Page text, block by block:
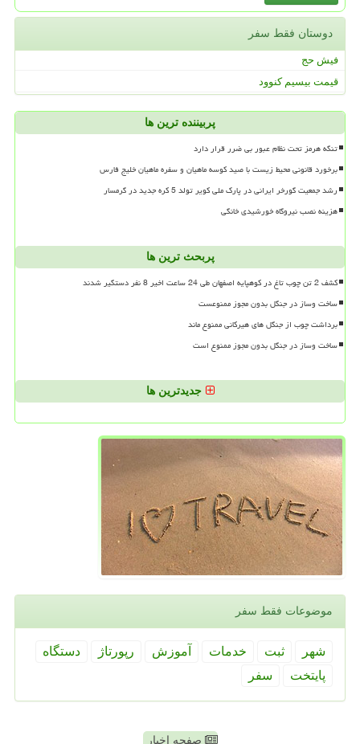
دوستان فقط سفر
فیش حج
قیمت بیسیم کنوود
پربیننده ترین ها
تنگه هرمز تحت نظام عبور بی ضرر قرار دارد
برخورد قانونی محیط زیست با صید کوسه ماهیان و سفره ماهیان خلیج فارس
رشد جمعیت گورخر ایرانی در پارک ملی کویر تولد 5 کره جدید در گرمسار
هزینه نصب نیروگاه خورشیدی خانگی
پربحث ترین ها
کشف 2 تن چوب تاغ در کوهپایه اصفهان طی 24 ساعت اخیر 8 نفر دستگیر شدند
ساخت وساز در جنگل بدون مجوز ممنوعست
برداشت چوب از جنگل های هیرکانی ممنوع ماند
ساخت وساز در جنگل بدون مجوز ممنوع است
جدیدترین ها
موضوعات فقط سفر
شهر ثبت خدمات آموزش رپورتاژ
دستگاه
پایتخت
سفر
صفحه اخبار